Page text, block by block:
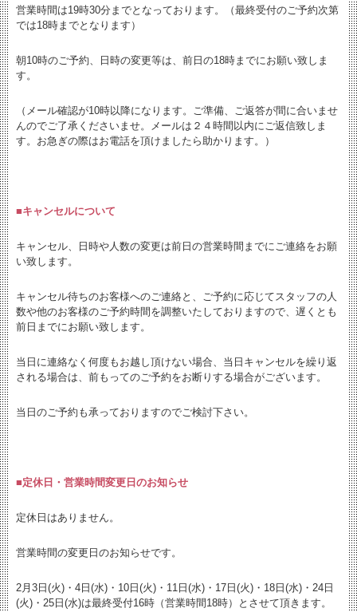
営業時間は19時30分までとなっております。（最終受付のご予約次第
では18時までとなります）
朝10時のご予約、日時の変更等は、前日の18時までにお願い致しま
す。
（メール確認が10時以降になります。ご準備、ご返答が間に合いませ
んのでご了承くださいませ。メールは２４時間以内にご返信致しま
す。お急ぎの際はお電話を頂けましたら助かります。）
■キャンセルについて
キャンセル、日時や人数の変更は前日の営業時間までにご連絡をお願
い致します。
キャンセル待ちのお客様へのご連絡と、 ご予約に応じてスタッフの人
数や他のお客様のご予約時間を調整いたしておりますので、遅くとも
前日までにお願い致します。
当日に連絡なく何度もお越し頂けない場合、当日キャンセルを繰り返
される場合は、前もってのご予約をお断りする場合がございます。
当日のご予約も承っておりますのでご検討下さい。
■定休日・営業時間変更日のお知らせ
定休日はありません。
営業時間の変更日のお知らせです。
2月3日(火)・4日(水)・10日(火)・11日(水)・17日(火)・18日(水)・24日
(火)・25日(水)は最終受付16時（営業時間18時）とさせて頂きます。